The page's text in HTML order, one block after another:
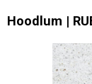
Hoodlum |